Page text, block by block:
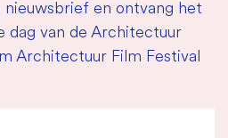
nieuwsbrief en ontvang het
dag van de Architectuur
Architectuur Film Festival